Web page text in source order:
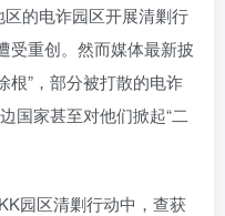
区的电诈园区开展清剿行
受重创。然而媒体最新披
根”，部分被打散的电诈
国家甚至对他们掀起“二
园区清剿行动中，查获